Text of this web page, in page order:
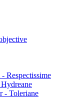
Respectissime
- Toleriane